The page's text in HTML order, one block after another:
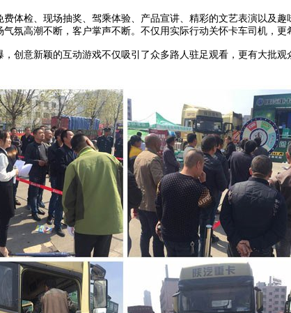
检、现场抽奖、驾乘体验、产品宣讲、精彩的文艺表演以及趣
氛高潮不断，客户掌声不断。不仅用实际行动关怀卡车司机，更
意新颖的互动游戏不仅吸引了众多路人驻足观看，更有大批观